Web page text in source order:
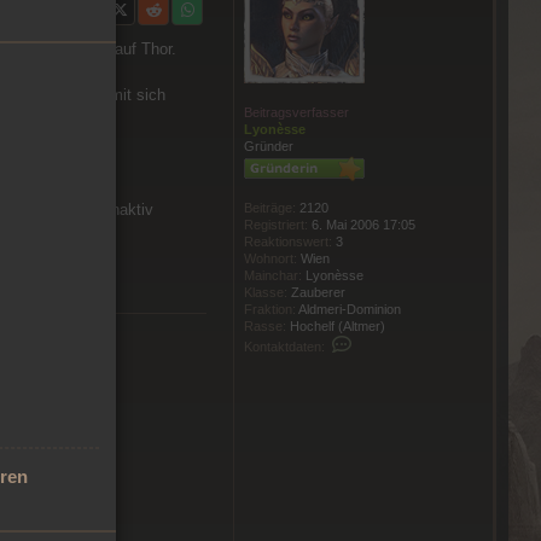
Beitragsverfasser
Lyonèsse
Gründer
Beiträge: 2120
Registriert: 6. Mai 2006 17:05
Reaktionswert: 3
Wohnort: Wien
Mainchar: Lyonèsse
Klasse: Zauberer
Fraktion: Aldmeri-Dominion
Rasse: Hochelf (Altmer)
Kontaktdaten:
und AION auf Thor.
anführen, damit sich
inaktiv